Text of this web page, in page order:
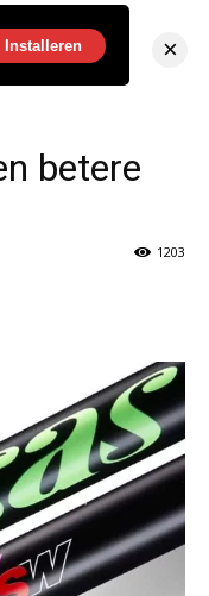
betere
1203
Installeren ×